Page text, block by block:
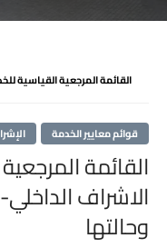
القائمة المرجعية القياسية
قوائم معايير الخدمة
القائمة
الاشراف
وحالتها